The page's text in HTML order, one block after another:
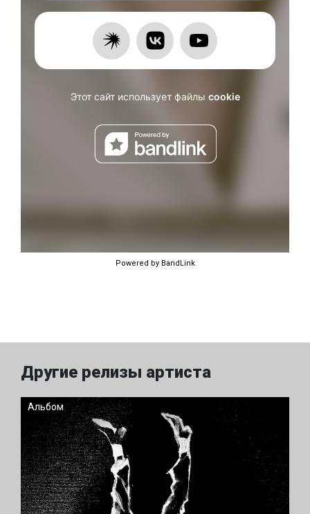
Powered by BandLink
Другие релизы артиста
Альбом